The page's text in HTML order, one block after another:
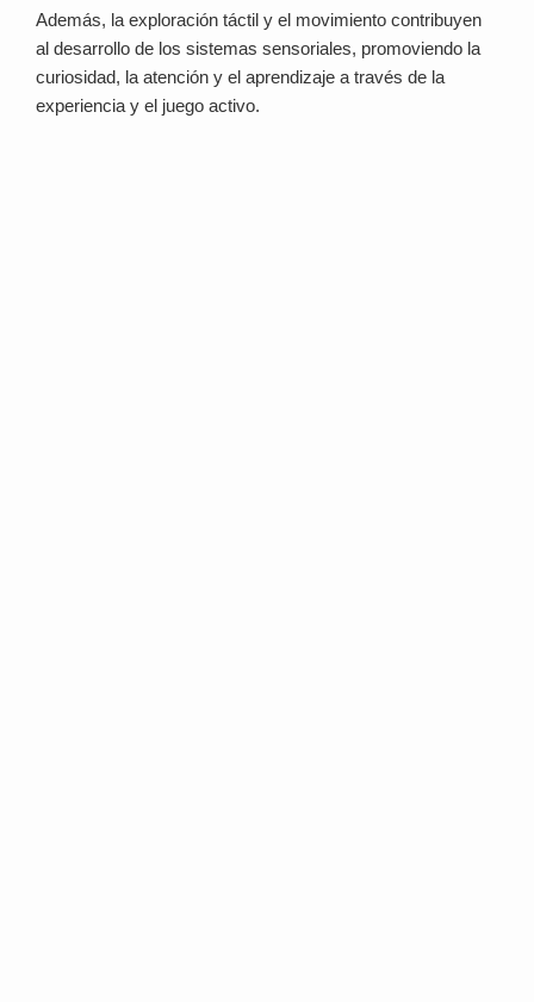
Además, la exploración táctil y el movimiento contribuyen
al desarrollo de los sistemas sensoriales, promoviendo la
curiosidad, la atención y el aprendizaje a través de la
experiencia y el juego activo.